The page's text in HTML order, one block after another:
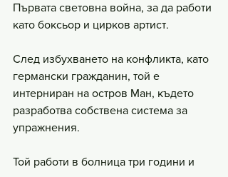
Първата световна война, за да работи
като боксьор и цирков артист.
След избухването на конфликта, като
германски гражданин, той е
интерниран на остров Ман, където
разработва собствена система за
упражнения.
Той работи в болница три години и